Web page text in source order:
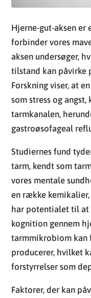
Hjerne-gut-aksen er
forbinder vores
aksen undersøger,
tilstand kan påvirke
Forskning viser, at
som stress og
tarmkanalen,
gastroøsofageal
Studiernes fund
tarm, kendt som
vores mentale
en række
har potentialet til at
kognition gennem
tarmmikrobiom kan
producerer, hvilket
forstyrrelser som
Faktorer, der kan